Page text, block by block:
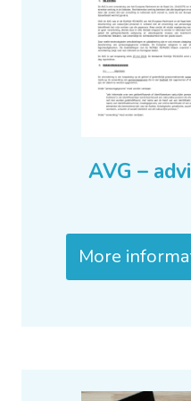
AVG –
More